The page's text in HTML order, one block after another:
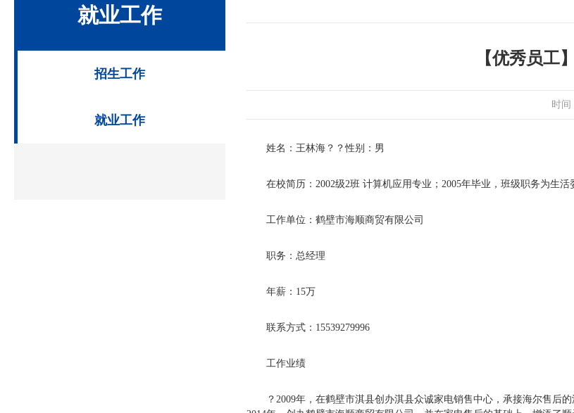
就业工作
招生工作
就业工作
【优秀员工
时间
姓名：王林海？？性别：男
在校简历：2002级2班 计算机应用专业；2005年毕业，班级职务为生
工作单位：鹤壁市海顺商贸有限公司
职务：总经理
年薪：15万
联系方式：15539279996
工作业绩
？2009年，在鹤壁市淇县创办淇县众诚家电销售中心，承接海尔售后